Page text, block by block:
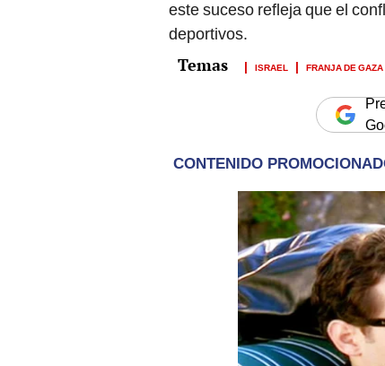
este suceso refleja que el
deportivos.
ISRAEL FRANJA DE GAZA